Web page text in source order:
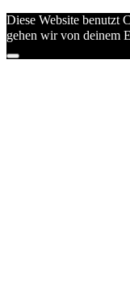
Diese Website benutzt
gehen wir von deinem